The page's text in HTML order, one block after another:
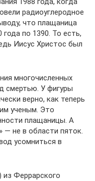
радиоуглеродное
что плащаница
по 1390. То есть,
Иисус Христос был
многочисленных
смертью. У фигуры
верно, как теперь
ученым. Это
плащаницы. А
— не в области пяток.
усомниться в
из Феррарского